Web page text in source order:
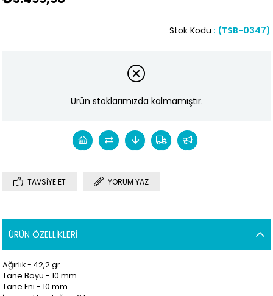
(TSB-0347)
Stok Kodu
Ürün stoklarımızda kalmamıştır.
TAVSIYE ET YORUM YAZ
ÜRÜN ÖZELLIKLERI
Ağırlık - 42,2 gr
Tane Boyu - 10 mm
Tane Eni - 10 mm